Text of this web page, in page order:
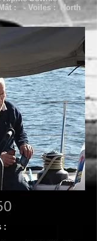
: - Voiles : North
: